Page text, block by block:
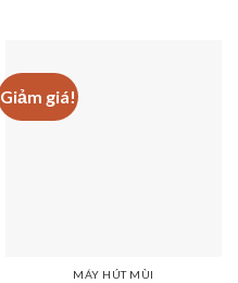
Giảm giá!
MÁY HÚT MÙI